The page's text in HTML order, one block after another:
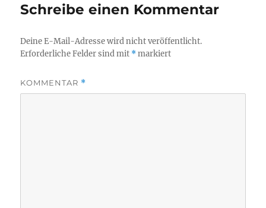
Schreibe einen Kommentar
Deine E-Mail-Adresse wird nicht veröffentlicht.
Erforderliche Felder sind mit *markiert
KOMMENTAR *